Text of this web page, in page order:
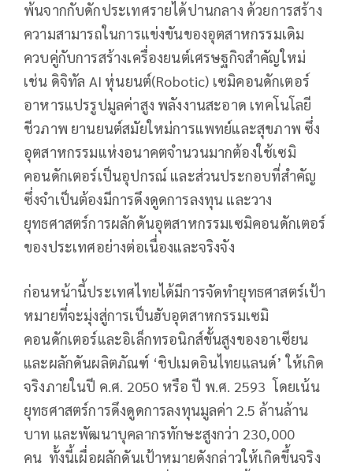
พ้นจากกับดักประเทศรายได้ปานกลาง ด้วยการสร้าง
ความสามารถในการแข่งขันของอุตสาหกรรมเดิม
ควบคู่กับการสร้างเครื่องยนต์เศรษฐกิจสำคัญใหม่
เช่น ดิจิทัล AI หุ่นยนต์(Robotic) เซมิคอนดักเตอร์
อาหารแปรรูปมูลค่าสูง พลังงานสะอาด เทคโนโลยี
ชีวภาพ ยานยนต์สมัยใหม่การแพทย์และสุขภาพ ซึ่ง
อุตสาหกรรมแห่งอนาคตจำนวนมากต้องใช้เซมิ
คอนดักเตอร์เป็นอุปกรณ์ และส่วนประกอบที่สำคัญ
ซึ่งจำเป็นต้องมีการดึงดูดการลงทุน และวาง
ยุทธศาสตร์การผลักดันอุตสาหกรรมเซมิคอนดักเตอร์
ของประเทศอย่างต่อเนื่องและจริงจัง
ก่อนหน้านี้ประเทศไทยได้มีการจัดทำยุทธศาสตร์เป้า
หมายที่จะมุ่งสู่การเป็นฮับอุตสาหกรรมเซมิ
คอนดักเตอร์และอิเล็กทรอนิกส์ขั้นสูงของอาเซียน
และผลักดันผลิตภัณฑ์ ‘ชิปเมดอินไทยแลนด์’ ให้เกิด
จริงภายในปี ค.ศ. 2050 หรือ ปี พ.ศ. 2593 โดยเน้น
ยุทธศาสตร์การดึงดูดการลงทุนมูลค่า 2.5 ล้านล้าน
บาท และพัฒนาบุคลากรทักษะสูงกว่า 230,000
คน ทั้งนี้เผื่อผลักดันเป้าหมายดังกล่าวให้เกิดขึ้นจริง